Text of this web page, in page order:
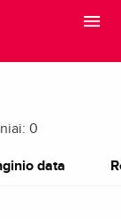
0
data